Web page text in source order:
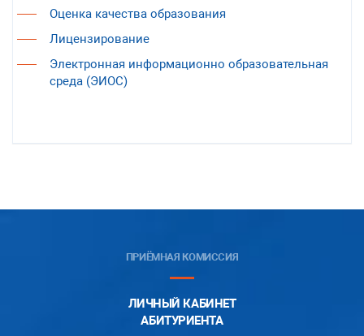
Оценка качества образования
Лицензирование
Электронная информационно образовательная
среда (ЭИОС)
ПРИЁМНАЯ КОМИССИЯ
ЛИЧНЫЙ КАБИНЕТ
АБИТУРИЕНТА